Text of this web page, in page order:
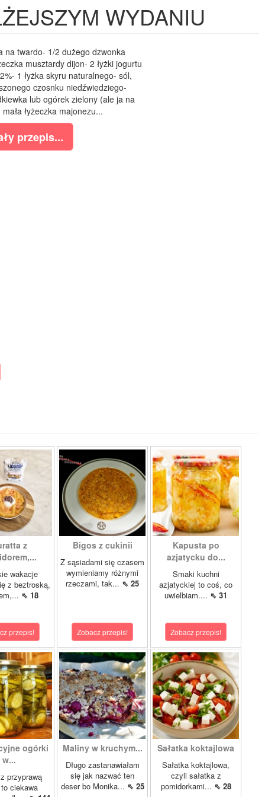
WYDANIU
na twardo- 1/2 dużego dzwonka
musztardy dijon- 2 łyżki jogurtu
1 łyżka skyru naturalnego- sól,
czosnku niedźwiedziego-
lub ogórek zielony (ale ja na
łyżeczka majonezu...
przepis...
z
wakacje
z beztroską,
⇖ 18
przepis!
Bigos z cukinii
Z sąsiadami się czasem
wymieniamy różnymi
rzeczami, tak... ⇖ 25
Zobacz przepis!
Kapusta po
azjatycku do...
Smaki kuchni
azjatyckiej to coś, co
uwielbiam.... ⇖ 31
Zobacz przepis!
ogórki
w...
przyprawą
ciekawa
Maliny w kruchym...
Długo zastanawiałam
się jak nazwać ten
deser bo Monika... ⇖ 25
Sałatka koktajlowa
Sałatka koktajlowa,
czyli sałatka z
pomidorkami... ⇖ 28